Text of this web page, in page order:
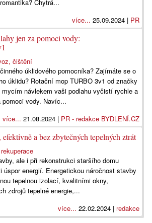
Chytrá...
více... 25.09.2024 | PR
jen za pomoci vody:
čištění
úklidového pomocníka? Zajímáte se o
úklidu? Rotační mop TURBO 3v1 od značky
návlekem vaši podlahu vyčistí rychle a
vody. Navíc...
více... 21.08.2024 | PR - redakce BYDLENÍ.CZ
a bez zbytečných tepelných ztrát
ale i při rekonstrukci staršího domu
úspor energií. Energetickou náročnost stavby
tepelnou izolací, kvalitními okny,
zdrojů tepelné energie,...
více... 22.02.2024 | redakce